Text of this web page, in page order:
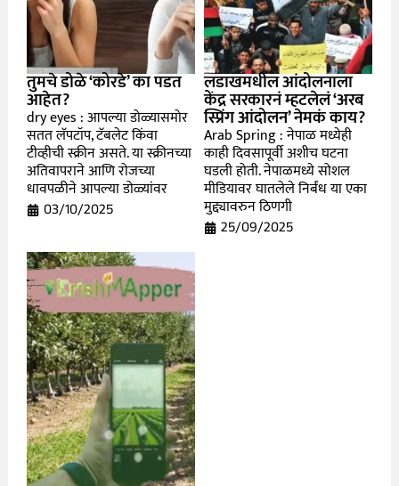
तुमचे डोळे ‘कोरडे’ का पडत
आहेत?
dry eyes : आपल्या डोळ्यासमोर
सतत लॅपटॉप, टॅबलेट किंवा
टीव्हीची स्क्रीन असते. या स्क्रीनच्या
अतिवापराने आणि रोजच्या
धावपळीने आपल्या डोळ्यांवर
03/10/2025
लडाखमधील आंदोलनाला
केंद्र सरकारनं म्हटलेलं ‘अरब
स्प्रिंग आंदोलन’ नेमकं काय?
Arab Spring : नेपाळ मध्येही
काही दिवसापूर्वी अशीच घटना
घडली होती. नेपाळमध्ये सोशल
मीडियावर घातलेले निर्बंध या एका
मुद्द्यावरुन ठिणगी
25/09/2025